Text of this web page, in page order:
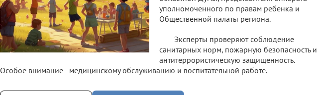
уполномоченного по правам ребенка и
Общественной палаты региона.
Эксперты проверяют соблюдение
санитарных норм, пожарную безопасность и
антитеррористическую защищенность.
Особое внимание - медицинскому обслуживанию и воспитательной работе.